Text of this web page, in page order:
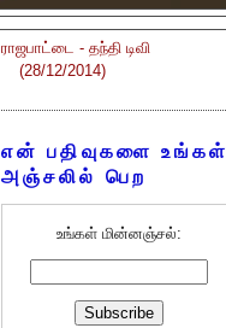
ராஜபாட்டை - தந்தி டிவி
(28/12/2014)
என் பதிவுகளை உங்கள்
அஞ்சலில் பெற
உங்கள் மின்னஞ்சல்: